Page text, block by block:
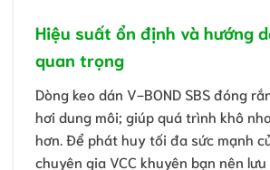
Hiệu suất ổn định và hướng
quan trọng
Dòng keo dán V-BOND SBS đóng
hơi dung môi; giúp quá trình khô
hơn. Để phát huy tối đa sức mạnh
chuyên gia VCC khuyên bạn nên lưu